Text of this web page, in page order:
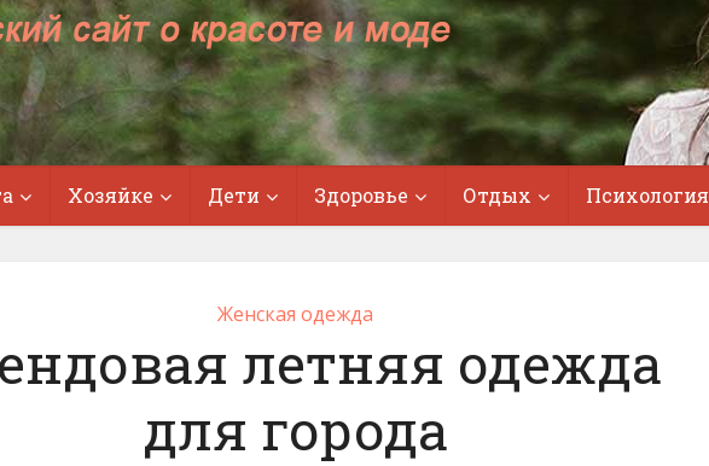
Хозяйке Дети Здоровье Отдых Психология
Женская одежда
летняя одежда
для города